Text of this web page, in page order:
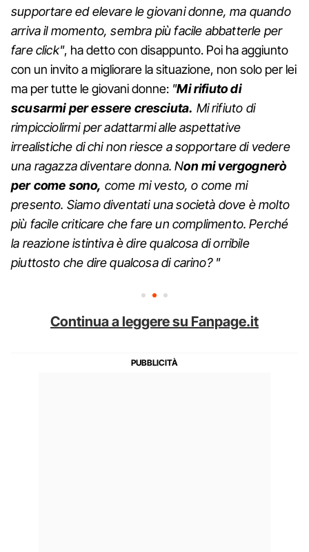
supportare ed elevare le giovani donne, ma quando
arriva il momento, sembra più facile abbatterle per
fare click", ha detto con disappunto. Poi ha aggiunto
con un invito a migliorare la situazione, non solo per lei
ma per tutte le giovani donne: "Mi rifiuto di
scusarmi per essere cresciuta. Mi rifiuto di
rimpicciolirmi per adattarmi alle aspettative
irrealistiche di chi non riesce a sopportare di vedere
una ragazza diventare donna. Non mi vergognerò
per come sono, come mi vesto, o come mi
presento. Siamo diventati una società dove è molto
più facile criticare che fare un complimento. Perché
la reazione istintiva è dire qualcosa di orribile
piuttosto che dire qualcosa di carino? "
Continua a leggere su Fanpage.it